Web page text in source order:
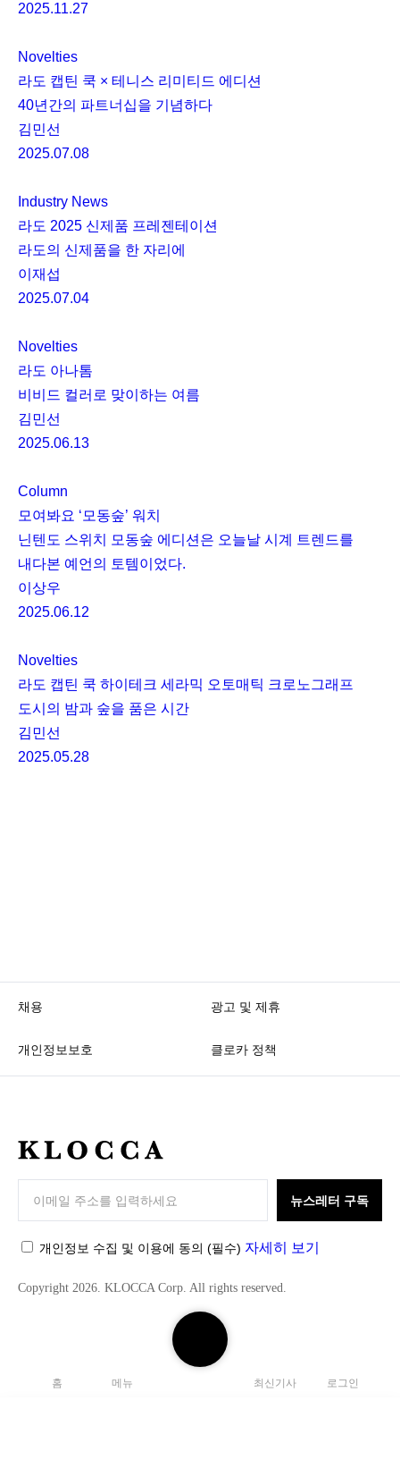
검
색
홈 메뉴 최신기사 로그인
2025.11.27
Novelties
라도 캡틴 쿡 × 테니스 리미티드 에디션
40년간의 파트너십을 기념하다
김민선
2025.07.08
Industry News
라도 2025 신제품 프레젠테이션
라도의 신제품을 한 자리에
이재섭
2025.07.04
Novelties
라도 아나톰
비비드 컬러로 맞이하는 여름
김민선
2025.06.13
Column
모여봐요 ‘모동숲’ 워치
닌텐도 스위치 모동숲 에디션은 오늘날 시계 트렌드를
내다본 예언의 토템이었다.
이상우
2025.06.12
Novelties
라도 캡틴 쿡 하이테크 세라믹 오토매틱 크로노그래프
도시의 밤과 숲을 품은 시간
김민선
2025.05.28
채용 광고 및 제휴
개인정보보호 클로카 정책
K
C
C
뉴스레터 구독
개인정보 수집 및 이용에 동의 (필수) 자세히 보기
Copyright 2026. KLOCCA Corp. All rights reserved.